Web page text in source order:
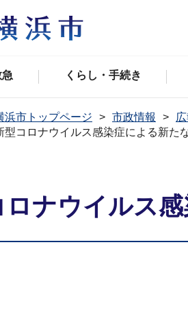
急 くらし・手続き
浜市トップページ 市政情報
型コロナウイルス感染症による新た
ロナウイルス